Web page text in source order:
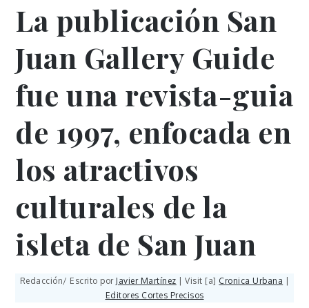
La publicación San
Juan Gallery Guide
fue una revista-guia
de 1997, enfocada en
los atractivos
culturales de la
isleta de San Juan
Redacción/ Escrito por Javier Martínez | Visit [a] Cronica Urbana
Editores Cortes Precisos